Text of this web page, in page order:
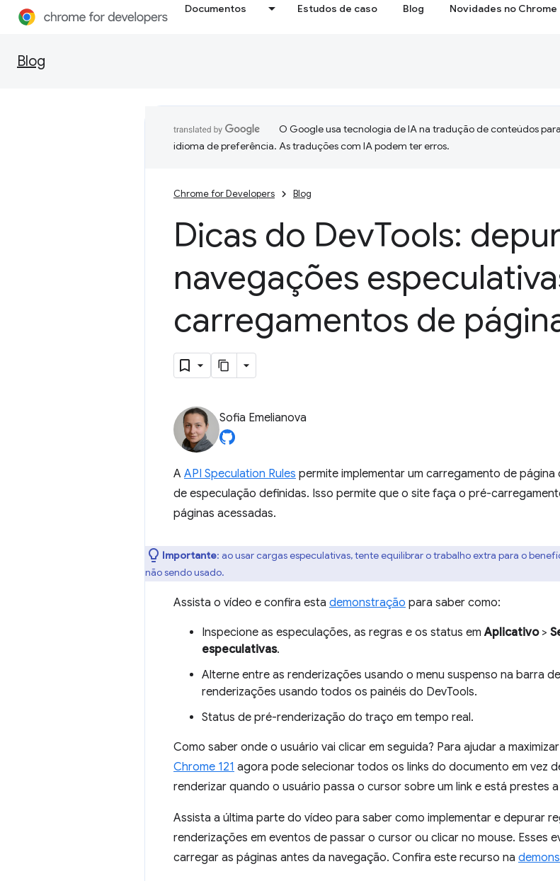
Documentos Estudos de caso Blog Novidades no Chrome
Blog
O Google usa tecnologia de IA na tradução de conteúdos
idioma de preferência. As traduções com IA podem ter erros.
Chrome for Developers Blog
Dicas do DevTools:
navegações
carregamentos de
Sofia Emelianova
A API Speculation Rules permite implementar um carregamento de
de especulação definidas. Isso permite que o site faça o pré-
páginas acessadas.
Importante: ao usar cargas especulativas, tente equilibrar o trabalho extra para o
não sendo usado.
Assista o vídeo e confira esta demonstração para saber como:
Inspecione as especulações, as regras e os status emAplicativo>
especulativas.
Alterne entre as renderizações usando o menu suspenso na barra
renderizações usando todos os painéis do DevTools.
Status de pré-renderização do traço em tempo real.
Como saber onde o usuário vai clicar em seguida? Para ajudar a
Chrome 121 agora pode selecionar todos os links do documento em vez
renderizar quando o usuário passa o cursor sobre um link e está prestes
Assista a última parte do vídeo para saber como implementar e depurar
renderizações em eventos de passar o cursor ou clicar no mouse. Esses
carregar as páginas antes da navegação. Confira este recurso na